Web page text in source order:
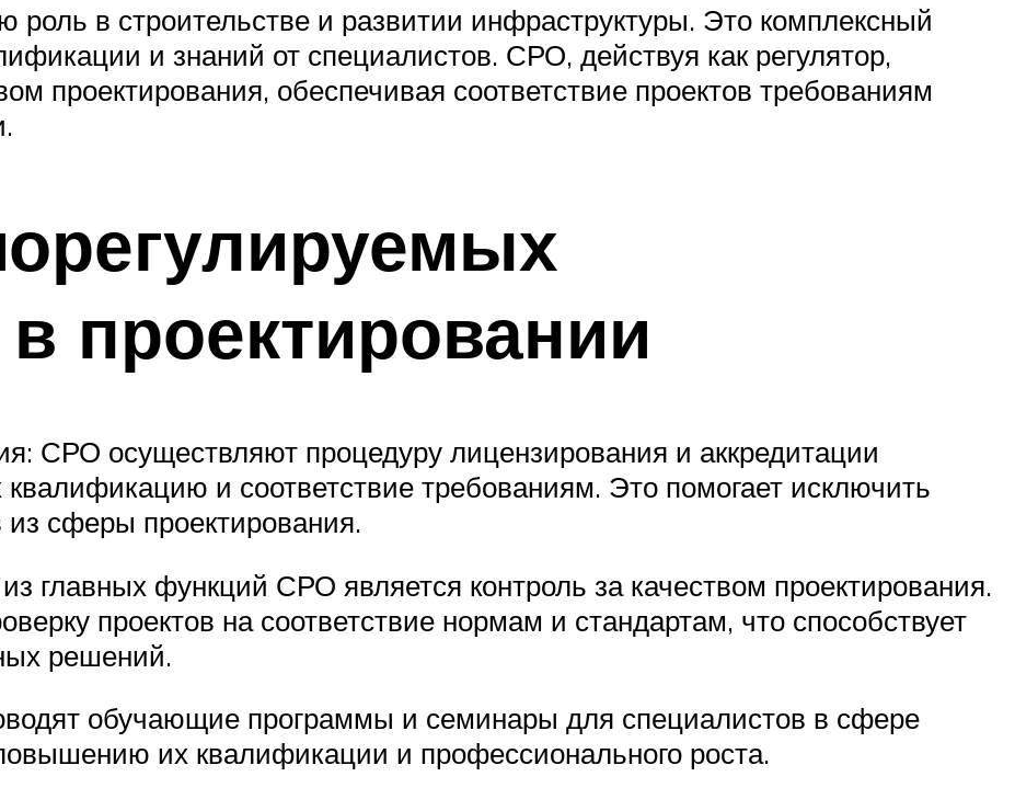
в строительстве и развитии инфраструктуры. Это комплексный
и знаний от специалистов. СРО, действуя как регулятор,
проектирования, обеспечивая соответствие проектов требованиям
проектировании
СРО осуществляют процедуру лицензирования и аккредитации
и соответствие требованиям. Это помогает исключить
сферы проектирования.
главных функций СРО является контроль за качеством проектирования.
проектов на соответствие нормам и стандартам, что способствует
решений.
обучающие программы и семинары для специалистов в сфере
их квалификации и профессионального роста.